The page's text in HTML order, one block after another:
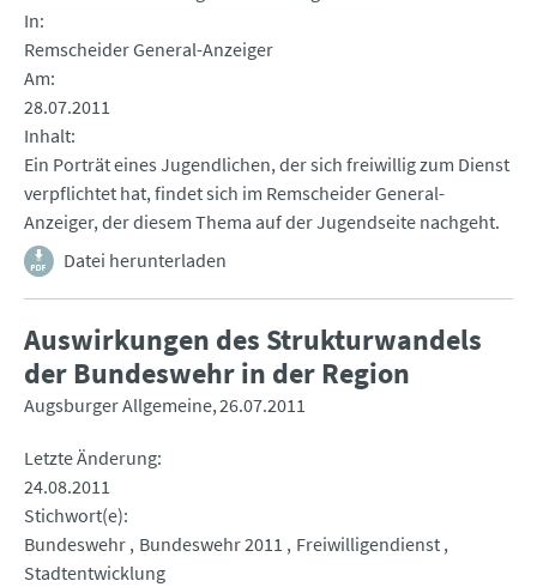
In
Remscheider General-Anzeiger
Am
28.07.2011
Inhalt
Ein Porträt eines Jugendlichen, der sich freiwillig zum Dienst
verpflichtet hat, findet sich im Remscheider General-
Anzeiger, der diesem Thema auf der Jugendseite nachgeht.
Datei herunterladen
Auswirkungen des Strukturwandels
der Bundeswehr in der Region
Augsburger Allgemeine 26.07.2011
Letzte Änderung
24.08.2011
Stichwort(e)
Bundeswehr Bundeswehr 2011
Freiwilligendienst
Stadtentwicklung